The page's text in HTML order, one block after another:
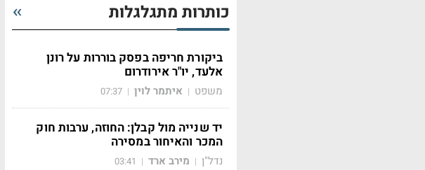
כותרות מתגלגלות
ביקורת חריפה בפסק בוררות על רונן
אלעד, יו"ר אירודרום
משפט | איתמר לוין |
07:37
יד שנייה מול קבלן: החוזה, ערבות חוק
המכר והאיחור במסירה
נדל"ן | מירב ארד |
03:41